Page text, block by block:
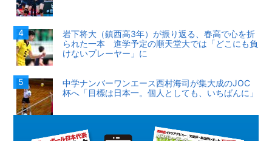
岩下将大（鎮西高3年）が振り返る、春高で心を折
られた一本 進学予定の順天堂大では「どこにも負
けないプレーヤー」に
中学ナンバーワンエース西村海司が集大成のJOC
杯へ「目標は日本一。個人としても、いちばんに」